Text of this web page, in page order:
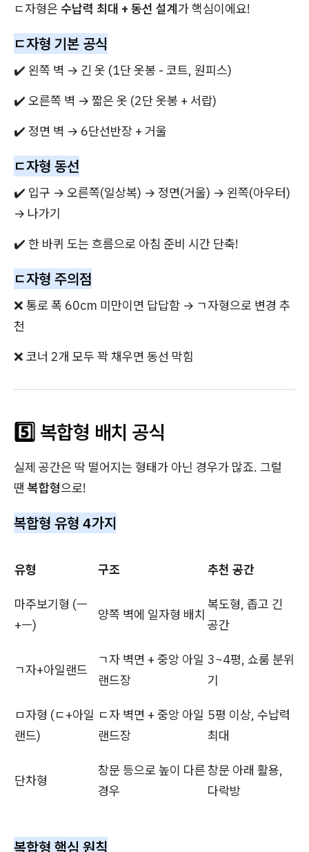
ㄷ자형은 수납력 최대 + 동선 설계가 핵심이에요!
ㄷ자형 기본 공식
✔️ 왼쪽 벽 → 긴 옷 (1단 옷봉 - 코트, 원피스)
✔️ 오른쪽 벽 → 짧은 옷 (2단 옷봉 + 서랍)
✔️ 정면 벽 → 6단선반장 + 거울
ㄷ자형 동선
✔️ 입구 → 오른쪽(일상복) → 정면(거울) → 왼쪽(아우터)
→ 나가기
✔️ 한 바퀴 도는 흐름으로 아침 준비 시간 단축!
ㄷ자형 주의점
❌ 통로 폭 60cm 미만이면 답답함 → ㄱ자형으로 변경 추
천
❌ 코너 2개 모두 꽉 채우면 동선 막힘
5️⃣ 복합형 배치 공식
실제 공간은 딱 떨어지는 형태가 아닌 경우가 많죠. 그럴
땐복합형으로!
복합형 유형 4가지
유형 구조 추천 공간
마주보기형 (ㅡ
+ㅡ)
양쪽 벽에 일자형 배치
복도형, 좁고 긴
공간
ㄱ자+아일랜드
ㄱ자 벽면 + 중앙 아일
랜드장
3~4평, 쇼룸 분위
기
ㅁ자형 (ㄷ+아일
랜드)
ㄷ자 벽면 + 중앙 아일
랜드장
5평 이상, 수납력
최대
단차형
창문 등으로 높이 다른
경우
창문 아래 활용,
다락방
복합형 핵심 원칙